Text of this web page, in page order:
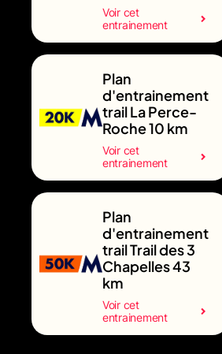
Voir cet
entrainement
Plan
d'entrainement
trail La Perce-
Roche 10 km
Voir cet
entrainement
Plan
d'entrainement
trail Trail des 3
Chapelles 43
km
Voir cet
entrainement